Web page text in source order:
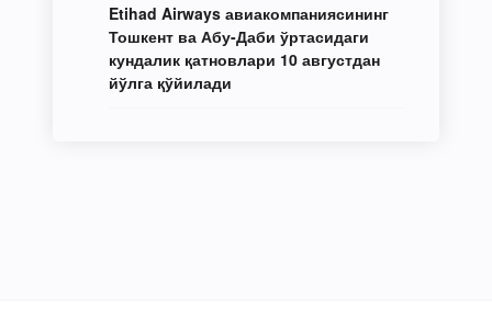
Etihad Airways авиакомпаниясининг
Тошкент ва Абу-Даби ўртасидаги
кундалик қатновлари 10 августдан
йўлга қўйилади